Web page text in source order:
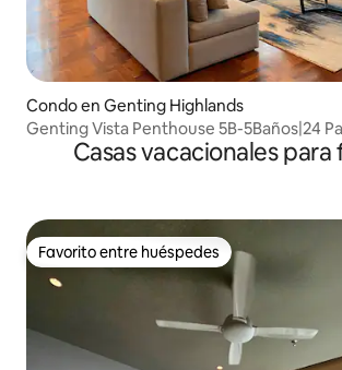
Condo en Genting Highlands
Genting Vista Penthouse 5B-5Baños|24
Estacionamiento
Casas vacacionales para
Favorito entre huéspedes
Favorito entre huéspedes